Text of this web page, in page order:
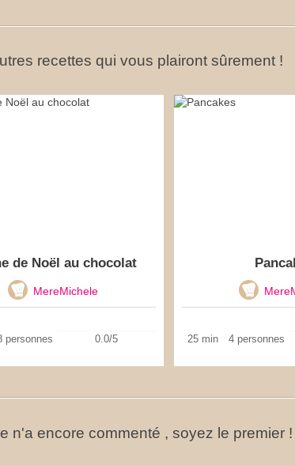
recettes qui vous plairont sûrement !
de Noël au chocolat
MereMichele
personnes 0.0/5 25 min 4 personnes
n'a encore commenté , soyez le premier !